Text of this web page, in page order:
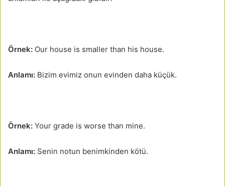
Örnek: Our house is smaller than his house.
Anlamı: Bizim evimiz onun evinden daha küçük.
Örnek: Your grade is worse than mine.
Anlamı: Senin notun benimkinden kötü.